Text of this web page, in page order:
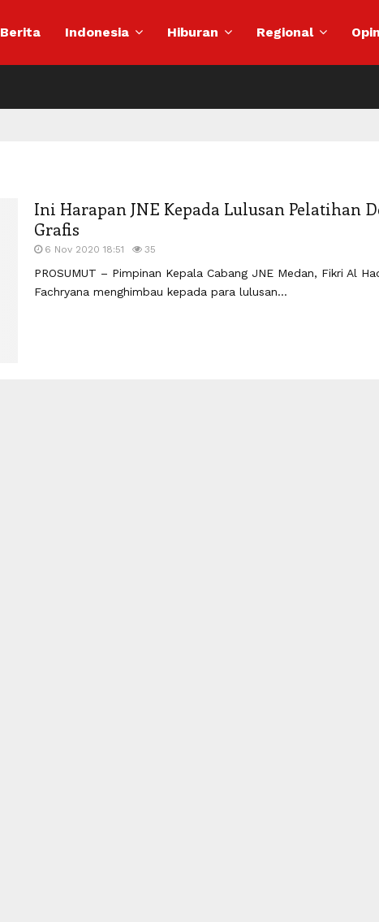
Berita Indonesia Hiburan Regional
Ini Harapan JNE Kepada Lulusan Pelatihan
Grafis
6 Nov 2020 18:51 35
PROSUMUT – Pimpinan Kepala Cabang JNE Medan, Fikri Al
Fachryana menghimbau kepada para lulusan...